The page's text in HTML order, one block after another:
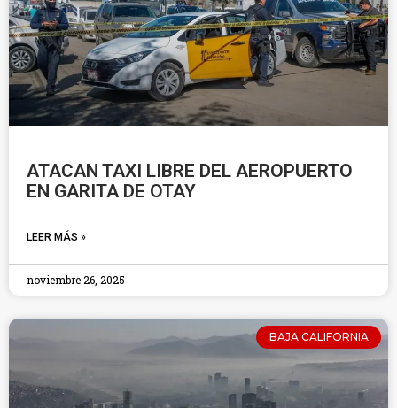
ATACAN TAXI LIBRE DEL AEROPUERTO
EN GARITA DE OTAY
LEER MÁS »
noviembre 26, 2025
BAJA CALIFORNIA